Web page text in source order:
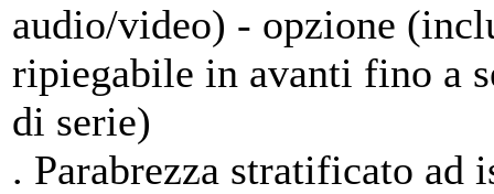
audio/video) - opzione
ripiegabile in avanti fino a
di serie)
. Parabrezza stratificato ad